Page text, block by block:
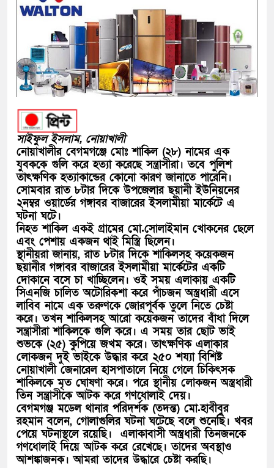
সাইফুল ইসলাম, নোয়াখালী
নোয়াখালীর বেগমগঞ্জে মোঃ শাকিল (২৮) নামের এক
যুবককে গুলি করে হত্যা করেছে সন্ত্রাসীরা। তবে পুলিশ
তাৎক্ষণিক হত্যাকান্ডের কোনো কারণ জানাতে পারেনি।
সোমবার রাত ৮টার দিকে উপজেলার ছয়ানী ইউনিয়নের
২নম্বর ওয়ার্ডের গঙ্গাবর বাজারের ইসলামীয়া মার্কেটে এ
ঘটনা ঘটে।
নিহত শাকিল একই গ্রামের মো.সোলাইমান খোকনের ছেলে
এবং পেশায় একজন থাই মিস্ত্রি ছিলেন।
স্থানীয়রা জানায়, রাত ৮টার দিকে শাকিলসহ কয়েকজন
ছয়ানীর গঙ্গাবর বাজারের ইসলামীয়া মার্কেটের একটি
দোকানে বসে চা খাচ্ছিলেন। ওই সময় এলাকায় একটি
সিএনজি চালিত অটোরিকশা করে পাঁচজন অস্ত্রধারী এসে
লাবিব নামে এক তরুণকে জোরপূর্বক তুলে নিতে চেষ্টা
করে। তখন শাকিলসহ আরো কয়েকজন তাদের বাঁধা দিলে
সন্ত্রাসীরা শাকিলকে গুলি করে। এ সময় তার ছোট ভাই
শুভকে (২৫) কুপিয়ে জখম করে। তাৎক্ষণিক এলাকার
লোকজন দুই ভাইকে উদ্ধার করে ২৫০ শয্যা বিশিষ্ট
নোয়াখালী জেনারেল হাসপাতালে নিয়ে গেলে চিকিৎসক
শাকিলকে মৃত ঘোষণা করে। পরে স্থানীয় লোকজন অস্ত্রধারী
তিন সন্ত্রাসীকে আটক করে গণধোলাই দেয়।
বেগমগঞ্জ মডেল থানার পরিদর্শক (তদন্ত) মো.হাবীবুর
রহমান বলেন, গোলাগুলির ঘটনা ঘটেছে বলে শুনেছি। খবর
পেয়ে ঘটনাস্থলে রয়েছি। এলাকাবাসী অস্ত্রধারী তিনজনকে
গণধোলাই দিয়ে আটক করে রেখেছে। তাদের অবস্থাও
আশঙ্কাজনক। আমরা তাদের উদ্ধারে চেষ্টা করছি।